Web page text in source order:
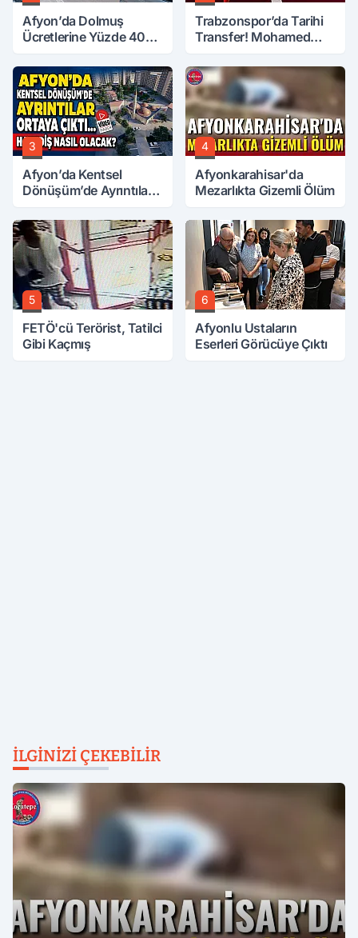
Afyon’da Dolmuş
Ücretlerine Yüzde 40
Trabzonspor’da Tarihi
Transfer! Mohamed
3
Afyon’da Kentsel
Dönüşüm’de Ayrıntılar
Nasıl Olacak?
4
Afyonkarahisar'da
Mezarlıkta Gizemli Ölüm
5
FETÖ'cü Terörist, Tatilci
Gibi Kaçmış
6
Afyonlu Ustaların
Eserleri Görücüye Çıktı
İLGINIZI ÇEKEBILIR